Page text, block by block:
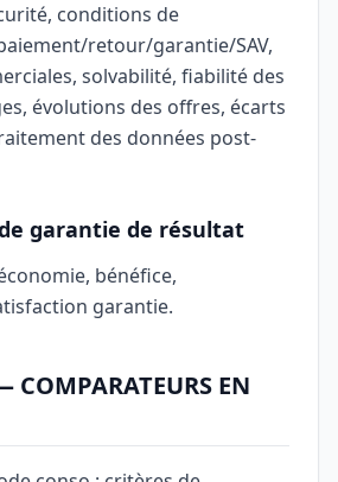
conditions de
retour/garantie/SAV,
solvabilité, fiabilité des
évolutions des offres, écarts
des données post-
garantie de résultat
bénéfice,
garantie.
COMPARATEURS EN